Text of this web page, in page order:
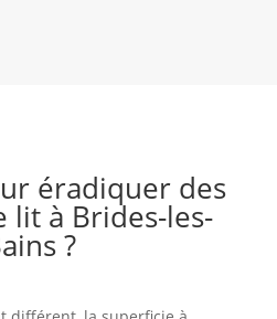
éradiquer des
lit à Brides-les-
?